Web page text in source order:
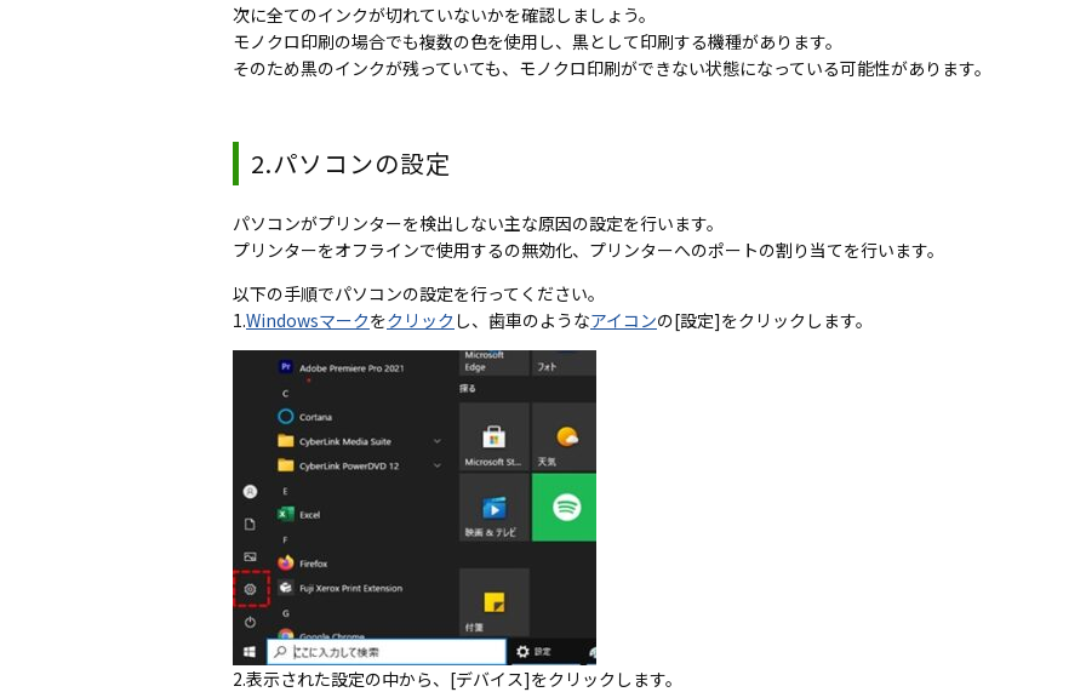
次に全てのインクが切れていないかを確認しましょう。
モノクロ印刷の場合でも複数の色を使用し、黒として印刷する機種があります。
そのため黒のインクが残っていても、モノクロ印刷ができない状態になっている可能性があります。
2.パソコンの設定
パソコンがプリンターを検出しない主な原因の設定を行います。
プリンターをオフラインで使用するの無効化、プリンターへのポートの割り当てを行います。
以下の手順でパソコンの設定を行ってください。
1.Windowsマークをクリック し、歯車のようなアイコンの[設定]をクリックします。
2.表示された設定の中から、[デバイス]をクリックします。